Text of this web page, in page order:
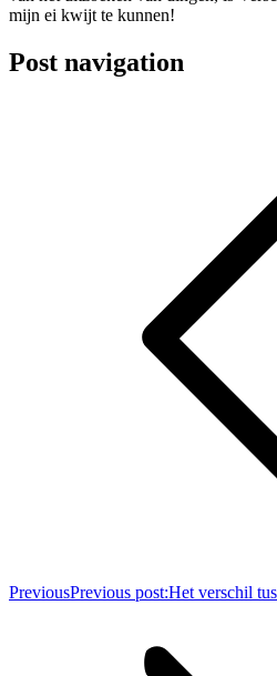
mijn ei kwijt te kunnen!
Post navigation
PreviousPrevious post:Het verschil